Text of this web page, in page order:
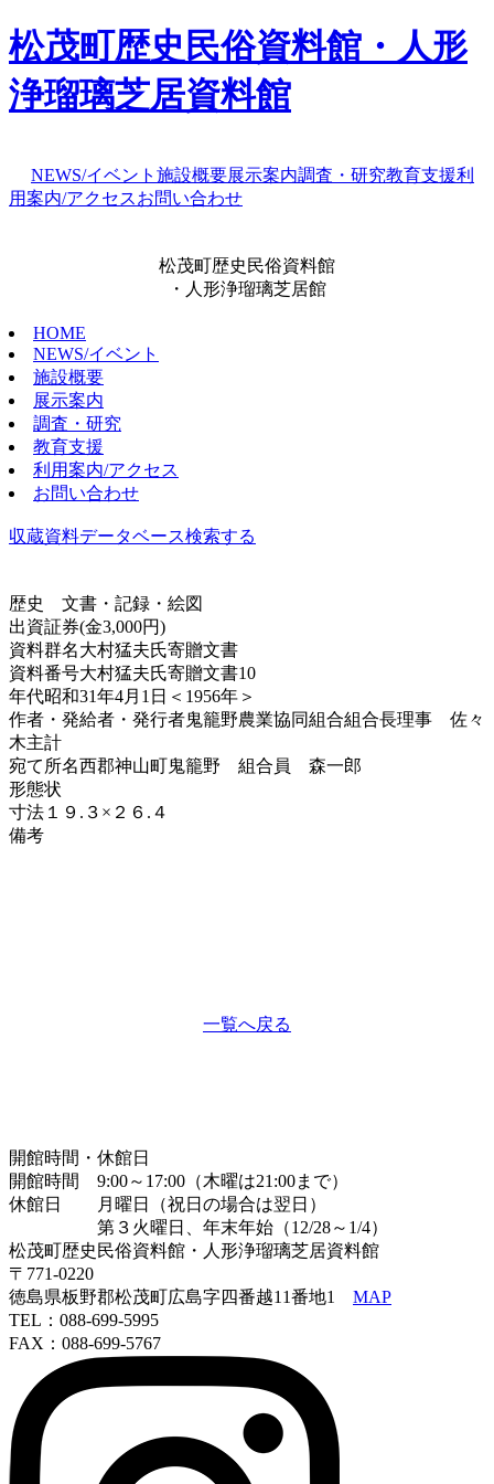
松茂町歴史民俗資料館・人形
浄瑠璃芝居資料館
NEWS/イベント 施設概要展示案内調査・研究教育支援利
用案内/アクセスお問い合わせ
松茂町歴史民俗資料館
・人形浄瑠璃芝居館
HOME
NEWS/イベント
施設概要
展示案内
調査・研究
教育支援
利用案内/アクセス
お問い合わせ
収蔵資料データベース検索する
歴史
文書・記録・絵図
出資証券(金3,000円)
資料群名大村猛夫氏寄贈文書
資料番号大村猛夫氏寄贈文書10
年代昭和31年4月1日＜1956年＞
作者・発給者・発行者鬼籠野農業協同組合組合長理事 佐々
木主計
宛て所名西郡神山町鬼籠野 組合員 森一郎
形態状
寸法 １９.３×２６.４
備考
一覧へ戻る
開館時間・休館日
開館時間 9:00～17:00（木曜は21:00まで）
休館日 月曜日（祝日の場合は翌日）
第３火曜日、年末年始（12/28～1/4）
松茂町歴史民俗資料館・人形浄瑠璃芝居資料館
〒771-0220
徳島県板野郡松茂町広島字四番越11番地1 MAP
TEL：088-699-5995
FAX：088-699-5767